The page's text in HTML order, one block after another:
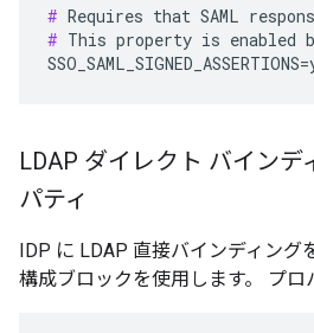
#
# This property is enabled
LDAP ダイレクト バインデ
パティ
IDP に LDAP 直接バインディング
構成ブロックを使用します。 プロ